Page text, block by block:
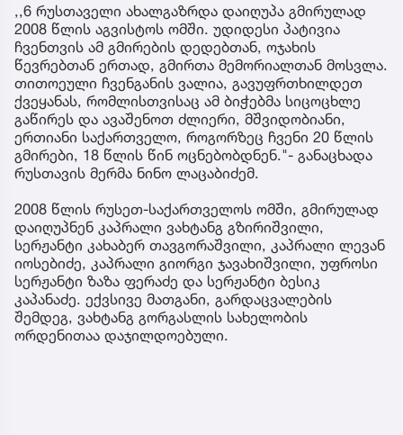
,,6 რუსთაველი ახალგაზრდა დაიღუპა გმირულად
2008 წლის აგვისტოს ომში. უდიდესი პატივია
ჩვენთვის ამ გმირების დედებთან, ოჯახის
წევრებთან ერთად, გმირთა მემორიალთან მოსვლა.
თითოეული ჩვენგანის ვალია, გავუფრთხილდეთ
ქვეყანას, რომლისთვისაც ამ ბიჭებმა სიცოცხლე
გაწირეს და ავაშენოთ ძლიერი, მშვიდობიანი,
ერთიანი საქართველო, როგორზეც ჩვენი 20 წლის
გმირები, 18 წლის წინ ოცნებობდნენ."- განაცხადა
რუსთავის მერმა ნინო ლაცაბიძემ.
2008 წლის რუსეთ-საქართველოს ომში, გმირულად
დაიღუპნენ კაპრალი ვახტანგ გზირიშვილი,
სერჟანტი კახაბერ თავგორაშვილი, კაპრალი ლევან
იოსებიძე, კაპრალი გიორგი ჯავახიშვილი, უფროსი
სერჟანტი ზაზა ფერაძე და სერჟანტი ბესიკ
კაპანაძე. ექვსივე მათგანი, გარდაცვალების
შემდეგ, ვახტანგ გორგასლის სახელობის
ორდენითაა დაჯილდოებული.